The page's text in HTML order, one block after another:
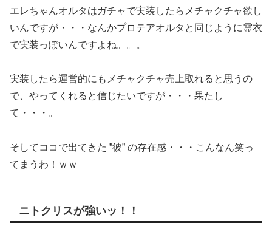
エレちゃんオルタはガチャで実装したらメチャクチャ欲し
いんですが・・・なんかプロテアオルタと同じように霊衣
で実装っぽいんですよね。。。
実装したら運営的にもメチャクチャ売上取れると思うの
で、やってくれると信じたいですが・・・果たし
て・・・。
そしてココで出てきた ”彼” の存在感・・・こんなん笑っ
てまうわ！ｗｗ
ニトクリスが強いッ！！